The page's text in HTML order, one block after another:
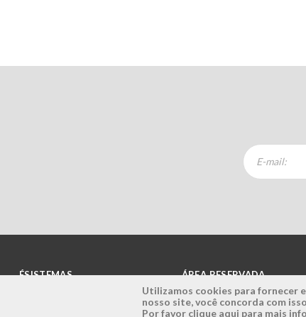
ÉSISTEMAS ÁREA RESERVADA
Login
Utilizamos cookies para fornecer
nosso site, você concorda com
Por favor clique aqui para mais